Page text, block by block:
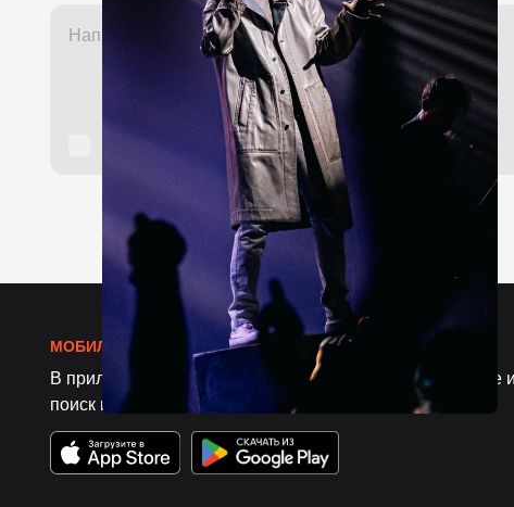
МОБИЛЬНОЕ ПРИЛОЖЕНИЕ «КАВЁР»
В приложении твоя персональная подборка, избранное и
поиск компании на любое мероприятие